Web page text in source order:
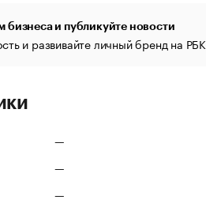
бизнеса и публикуйте новости
и развивайте личный бренд на РБК
—
—
—